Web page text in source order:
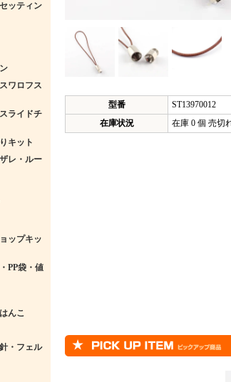
ッティン
ワロフス
ライドチ
キット
レ・ルー
ップキッ
PP袋・値
んこ
・フェル
型番
ST13970012
在庫状況
在庫 0 個 売切